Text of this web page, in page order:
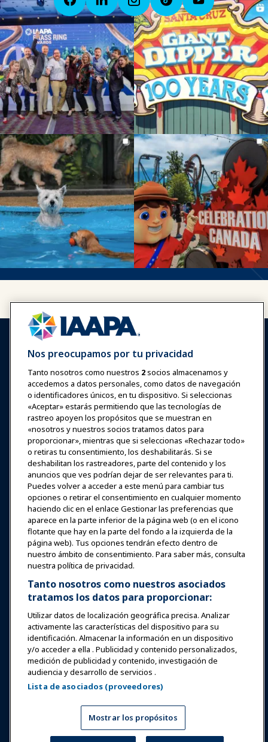
Iniciar sesión Únete ahora
Premios Carreras
Contacto
Expos y Eventos
Noticias y Funworld
Educación
Seguridad y protección
Defensa
Investigación y Reportes
Acerca de IAAPA
Socios
Copyright © 2026 Asociación Internacional de Parques de
Atracciones y Atracciones. Todos los derechos reservados.
Política de Privacidad
Aviso de traducción
Nos preocupamos por tu privacidad
Tanto nosotros como nuestros 2socios almacenamos y
accedemos a datos personales, como datos de navegación
o identificadores únicos, en tu dispositivo. Si seleccionas
«Aceptar» estarás permitiendo que las tecnologías de
rastreo apoyen los propósitos que se muestran en
«nosotros y nuestros socios tratamos datos para
proporcionar», mientras que si seleccionas «Rechazar todo»
o retiras tu consentimiento, los deshabilitarás. Si se
deshabilitan los rastreadores, parte del contenido y los
anuncios que ves podrían dejar de ser relevantes para ti.
Puedes volver a acceder a este menú para cambiar tus
opciones o retirar el consentimiento en cualquier momento
haciendo clic en el enlace Gestionar las preferencias que
aparece en la parte inferior de la página web (o en el icono
flotante que hay en la parte del fondo a la izquierda de la
página web). Tus opciones tendrán efecto dentro de
nuestro ámbito de consentimiento. Para saber más, consulta
nuestra política de privacidad.
Tanto nosotros como nuestros asociados
tratamos los datos para proporcionar:
Utilizar datos de localización geográfica precisa. Analizar
activamente las características del dispositivo para su
identificación. Almacenar la información en un dispositivo
y/o acceder a ella . Publicidad y contenido personalizados,
medición de publicidad y contenido, investigación de
audiencia y desarrollo de servicios .
Lista de asociados (proveedores)
Mostrar los propósitos